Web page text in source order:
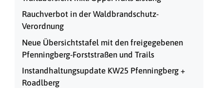
Rauchverbot in der Waldbrandschutz-
Verordnung
Neue Übersichtstafel mit den freigegebenen
Pfenningberg-Forststraßen und Trails
Instandhaltungsupdate KW25 Pfenningberg +
Roadlberg